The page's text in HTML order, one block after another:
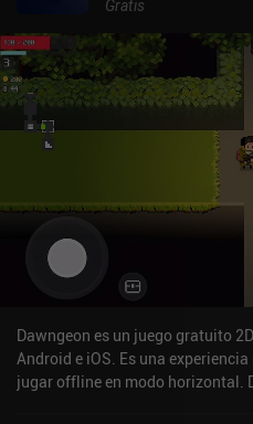
luego nos recompensan con una
ayuda a acceder a nuevos lugares
naturaleza de mundo abierto
retos en el orden que prefiramos,
mantiene la diversidad del
"metroidvania", por desgracia no
mandos. Aunque los controles
poder personalizar la colocación
muertes inesperadas y frustrantes. Makis Adventure es un juego
premium de 2,99 $ sin anuncios ni iAP. Es cierto que el
algunos problemas técnicos,
más corto de lo que la mayoría
logro impresionante para un
Gratis
Dawngeon es un juego gratuito
Android e iOS. Es una
jugar offline en modo horizontal.